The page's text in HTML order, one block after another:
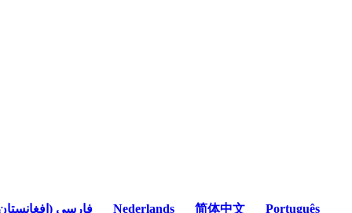
Nederlands 简体中文 Português